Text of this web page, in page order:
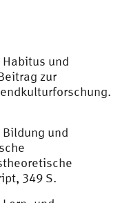
und
zur
und
349 S.